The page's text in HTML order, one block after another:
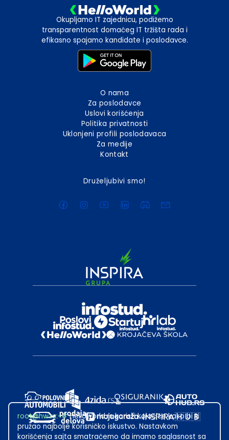
Okupljamo IT zajednicu, podižemo
transparentnost domaćeg IT tržišta rada i
efikasno spajamo kandidate i poslodavce.
O nama
Za poslodavce
Uslovi korišćenja
Politika privatnosti
Uklonjeni profili poslodavaca
Za medije
Kontakt
Druželjubivi smo!
root@hw.rs:~#Helloworld.rs koristi kolačiće kako bi ti
pružao najbolje korisničko iskustvo. Nastavkom
korišćenja sajta smatraćemo da imamo saglasnost sa